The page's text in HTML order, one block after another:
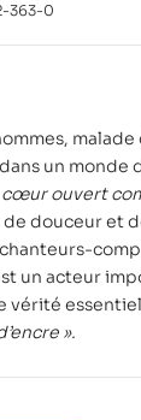
363-0
malade
un monde
cœur ouvert
douceur et
un acteur
vérité
».